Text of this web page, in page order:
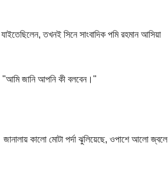
তখনই সিনে সাংবাদিক পমি রহমান আসিয়া
"আমি জানি আপনি কী বলবেন।"
কালো মোটা পর্দা ঝুলিয়েছে, ওপাশে আলো জ্বলে